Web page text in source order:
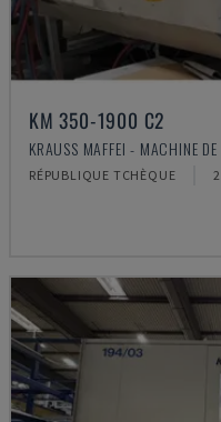
KM 350-1900 C2
KRAUSS MAFFEI - MACHINE
RÉPUBLIQUE TCHÈQUE